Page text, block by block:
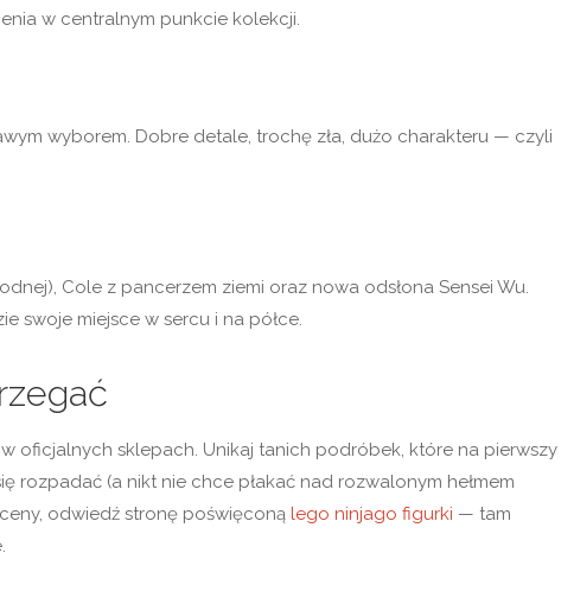
w centralnym punkcie kolekcji.
wyborem. Dobre detale, trochę zła, dużo charakteru — czyli
Cole z pancerzem ziemi oraz nowa odsłona Sensei Wu.
swoje miejsce w sercu i na półce.
oficjalnych sklepach. Unikaj tanich podróbek, które na pierwszy
(a nikt nie chce płakać nad rozwalonym hełmem
odwiedź stronę poświęconą lego ninjago figurki — tam